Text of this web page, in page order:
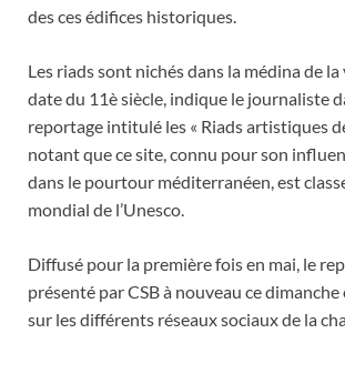
des ces édifices historiques.
Les riads sont nichés dans la médina de
date du 11è siècle, indique le journaliste
reportage intitulé les « Riads artistiques
notant que ce site, connu pour son
dans le pourtour méditerranéen, est
mondial de l’Unesco.
Diffusé pour la première fois en mai, le
présenté par CSB à nouveau ce
sur les différents réseaux sociaux de la